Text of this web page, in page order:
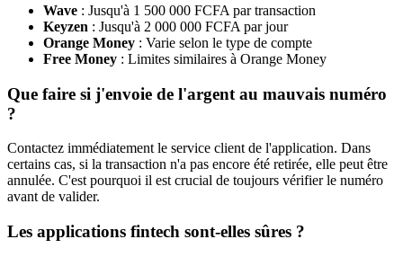
Wave : Jusqu'à 1 500 000 FCFA par transaction
Keyzen : Jusqu'à 2 000 000 FCFA par jour
Orange Money : Varie selon le type de compte
Free Money : Limites similaires à Orange Money
Que faire si j'envoie de l'argent au mauvais numéro
?
Contactez immédiatement le service client de l'application. Dans
certains cas, si la transaction n'a pas encore été retirée, elle peut être
annulée. C'est pourquoi il est crucial de toujours vérifier le numéro
avant de valider.
Les applications fintech sont-elles sûres ?